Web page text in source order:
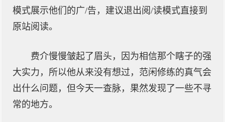
模式展示他们的广/告，建议退出阅/读模式直接到
原站阅读。
费介慢慢皱起了眉头，因为相信那个瞎子的强
大实力，所以他从来没有想过，范闲修练的真气会
出什么问题，但今天一查脉，果然发现了一些不寻
常的地方。